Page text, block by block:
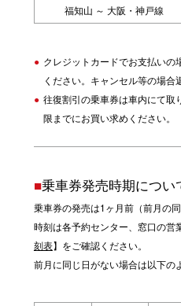
福知山 ～ 大阪・神戸線
クレジットカードでお支払いの
ください。キャンセル等の場合
往復割引の乗車券は車内にて取
限までにお買い求めください。
■乗車券発売時期につい
乗車券の発売は1ヶ月前（前月の
時刻は各予約センター、窓口の営
刻表】をご確認ください。
前月に同じ日がない場合は以下の